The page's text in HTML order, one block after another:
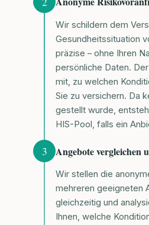
Wir schildern dem
Gesundheitssituation
präzise – ohne Ihren
persönliche Daten.
mit, zu welchen
Sie zu versichern. Da
gestellt wurde,
HIS-Pool, falls ein
3 Angebote vergleichen
Wir stellen die
mehreren geeigneten
gleichzeitig und
Ihnen, welche